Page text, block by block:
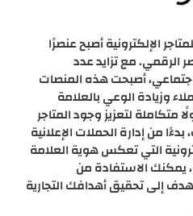
الإلكترونية أصبح عنصرًا
الرقمي. مع تزايد عدد
أصبحت هذه المنصات
وزيادة الوعي بالعلامة
متكاملة لتعزيز وجود المتاجر
من إدارة الحملات الإعلانية
التي تعكس هوية العلامة
يمكنك الاستفادة من
إلى تحقيق أهدافك التجارية